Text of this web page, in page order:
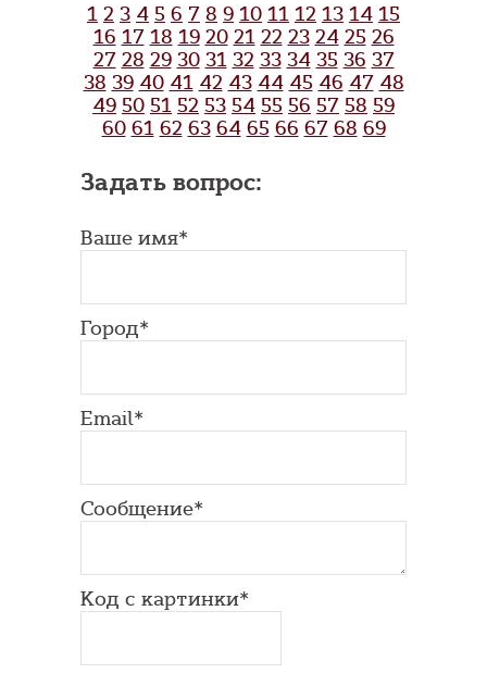
1 2 3 4 5 6 7 8 9 10 11 12 13 14 15
16 17 18 19 20 21 22 23 24 25 26
27 28 29 30 31 32 33 34 35 36 37
38 39 40 41 42 43 44 45 46 47 48
49 50 51 52 53 54 55 56 57 58 59
60 61 62 63 64 65 66 67 68 69
Задать вопрос:
Ваше имя*
Город*
Email*
Сообщение*
Код с картинки*